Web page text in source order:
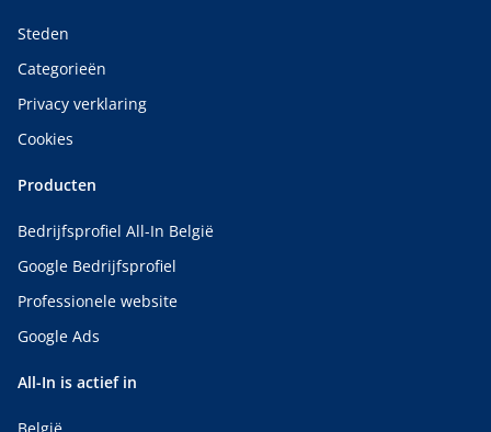
Steden
Categorieën
Privacy verklaring
Cookies
Producten
Bedrijfsprofiel All-In België
Google Bedrijfsprofiel
Professionele website
Google Ads
All-In is actief in